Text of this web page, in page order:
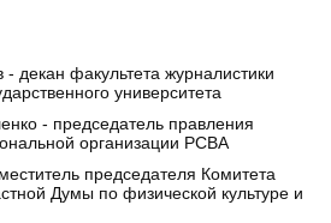
декан факультета журналистики
университета
- председатель правления
организации РСВА
председателя Комитета
Думы по физической культуре и